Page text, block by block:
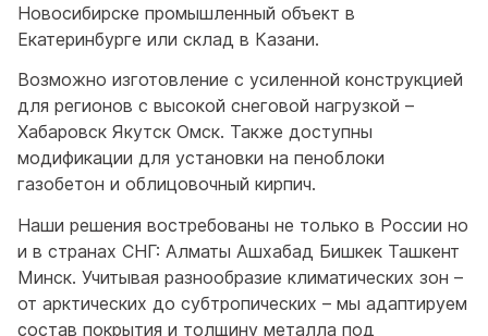
Новосибирске промышленный объект в
Екатеринбурге или склад в Казани.
Возможно изготовление с усиленной конструкцией
для регионов с высокой снеговой нагрузкой –
Хабаровск Якутск Омск. Также доступны
модификации для установки на пеноблоки
газобетон и облицовочный кирпич.
Наши решения востребованы не только в России но
и в странах СНГ: Алматы Ашхабад Бишкек Ташкент
Минск. Учитывая разнообразие климатических зон –
от арктических до субтропических – мы адаптируем
состав покрытия и толщину металла под